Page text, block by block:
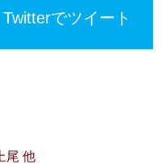
Twitterでツイート
尾 他